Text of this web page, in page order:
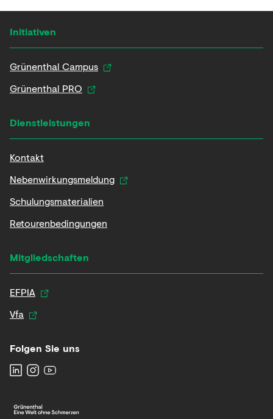
Initiativen
Grünenthal Campus
Grünenthal PRO
Dienstleistungen
Kontakt
Nebenwirkungsmeldung
Schulungsmaterialien
Retourenbedingungen
Mitgliedschaften
EFPIA
Vfa
Folgen Sie uns